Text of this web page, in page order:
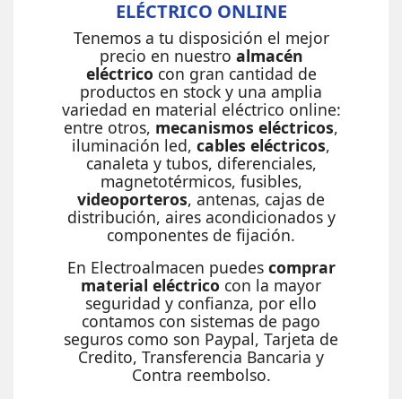
ELÉCTRICO ONLINE
Tenemos a tu disposición el mejor
precio en nuestro almacén
eléctrico con gran cantidad de
productos en stock y una amplia
variedad en material eléctrico online:
entre otros, mecanismos eléctricos,
iluminación led, cables eléctricos,
canaleta y tubos, diferenciales,
magnetotérmicos, fusibles,
videoporteros, antenas, cajas de
distribución, aires acondicionados y
componentes de fijación.
En Electroalmacen puedes comprar
material eléctrico con la mayor
seguridad y confianza, por ello
contamos con sistemas de pago
seguros como son Paypal, Tarjeta de
Credito, Transferencia Bancaria y
Contra reembolso.